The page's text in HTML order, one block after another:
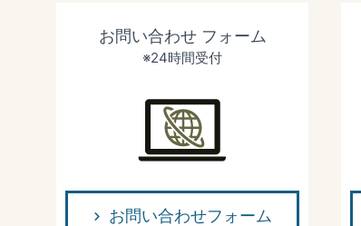
お問い合わせフォーム
※24時間受付
お問い合わせフォーム